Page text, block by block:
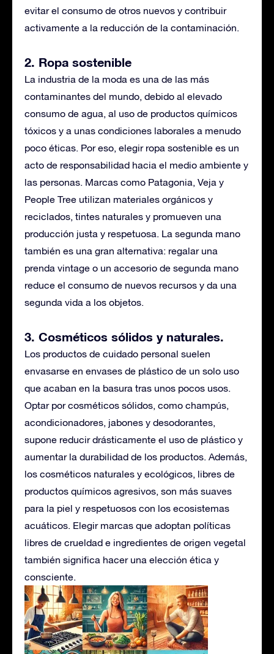
evitar el consumo de otros nuevos y contribuir
activamente a la reducción de la contaminación.
2. Ropa sostenible
La industria de la moda es una de las más
contaminantes del mundo, debido al elevado
consumo de agua, al uso de productos químicos
tóxicos y a unas condiciones laborales a menudo
poco éticas. Por eso, elegir ropa sostenible es un
acto de responsabilidad hacia el medio ambiente y
las personas. Marcas como Patagonia, Veja y
People Tree utilizan materiales orgánicos y
reciclados, tintes naturales y promueven una
producción justa y respetuosa. La segunda mano
también es una gran alternativa: regalar una
prenda vintage o un accesorio de segunda mano
reduce el consumo de nuevos recursos y da una
segunda vida a los objetos.
3. Cosméticos sólidos y naturales.
Los productos de cuidado personal suelen
envasarse en envases de plástico de un solo uso
que acaban en la basura tras unos pocos usos.
Optar por cosméticos sólidos, como champús,
acondicionadores, jabones y desodorantes,
supone reducir drásticamente el uso de plástico y
aumentar la durabilidad de los productos. Además,
los cosméticos naturales y ecológicos, libres de
productos químicos agresivos, son más suaves
para la piel y respetuosos con los ecosistemas
acuáticos. Elegir marcas que adoptan políticas
libres de crueldad e ingredientes de origen vegetal
también significa hacer una elección ética y
consciente.